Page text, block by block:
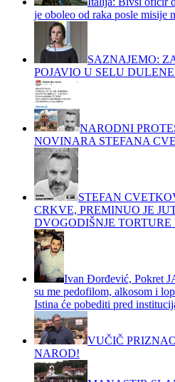
je oboleo od raka posle misije
SAZNAJEMO:
POJAVIO U SELU
NARODNI
NOVINARA STEFANA
STEFAN
CRKVE, PREMINUO JE
DVOGODIŠNJE
Ivan Đorđević, Pokret
su me pedofilom, alkosom i
Istina će pobediti pred
VUČIČ
NAROD!